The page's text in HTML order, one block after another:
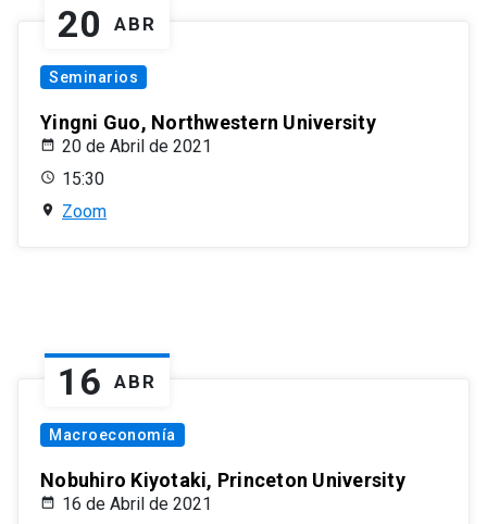
20 ABR
Seminarios
Yingni Guo, Northwestern University
20 de Abril de 2021
15:30
Zoom
16 ABR
Macroeconomía
Nobuhiro Kiyotaki, Princeton University
16 de Abril de 2021